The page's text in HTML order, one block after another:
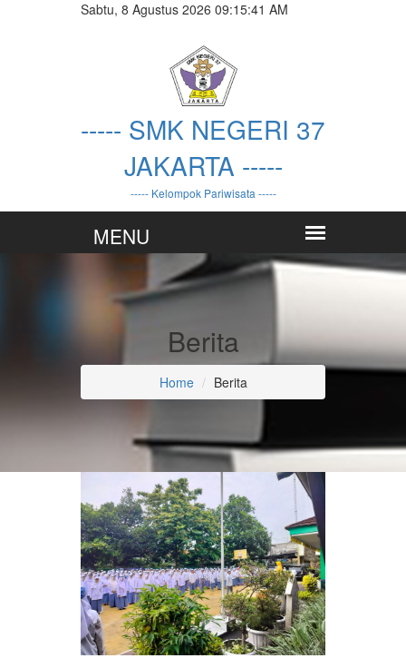
Sabtu, 8 Agustus 2026 09:15:41 AM
----- SMK NEGERI 37
JAKARTA -----
----- Kelompok Pariwisata -----
Berita
Home Berita